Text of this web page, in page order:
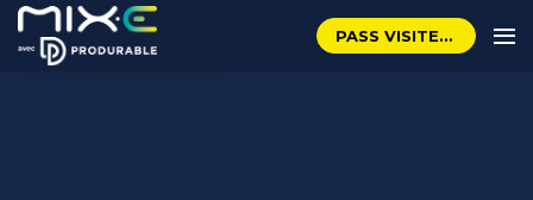
PASS VISITEUR GRATUIT